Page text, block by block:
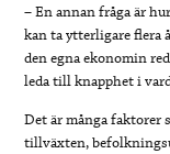
– En annan fråga är
kan ta ytterligare flera
den egna ekonomin
leda till knapphet i
Det är många faktorer
tillväxten,